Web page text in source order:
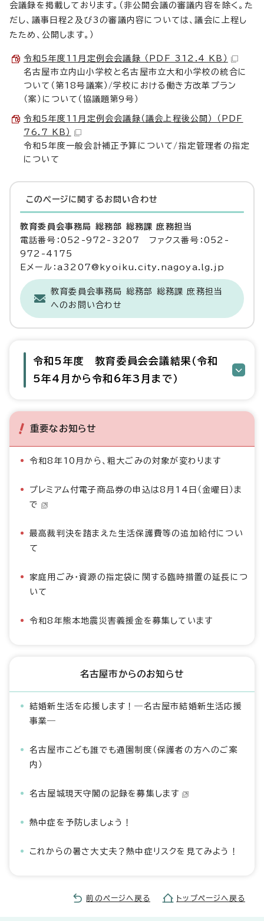
会議録を掲載しております。（非公開会議の審議内容を除く。た
だし、議事日程2及び3の審議内容については、議会に上程し
たため、公開します。）
令和5年度11月定例会会議録 （PDF 312.4 KB）
名古屋市立内山小学校と名古屋市立大和小学校の統合に
ついて（第18号議案）/学校における働き方改革プラン
（案）について（協議題第9号）
令和5年度11月定例会会議録（議会上程後公開） （PDF
76.7 KB）
令和5年度一般会計補正予算について/指定管理者の指定
について
このページに関する お問い合わせ
教育委員会事務局 総務部 総務課 庶務担当
電話番号：052-972-3207 ファクス番号：052-
972-4175
Eメール：a3207@kyoiku.city.nagoya.lg.jp
教育委員会事務局 総務部 総務課 庶務担当
へのお問い合わせ
令和5年度 教育委員会会議結果（令和
5年4月から令和6年3月まで）
重要なお知らせ
令和8年10月から、粗大ごみの対象が変わります
プレミアム付電子商品券の申込は8月14日（金曜日）ま
で
最高裁判決を踏まえた生活保護費等の追加給付につい
て
家庭用ごみ・資源の指定袋に関する臨時措置の延長につ
いて
令和8年熊本地震災害義援金を募集しています
名古屋市からのお知らせ
結婚新生活を応援します！―名古屋市結婚新生活応援
事業―
名古屋市こども誰でも通園制度（保護者の方へのご案
内）
名古屋城現天守閣の記録を募集します
熱中症を予防しましょう！
これからの暑さ大丈夫？熱中症リスクを見てみよう！
前のページへ戻る トップページへ戻る